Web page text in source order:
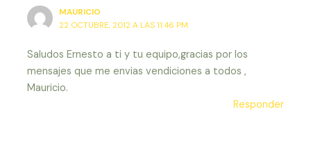
MAURICIO
22 OCTUBRE, 2012 A LAS 11:46 PM
Saludos Ernesto a ti y tu equipo,gracias por los
mensajes que me envias vendiciones a todos ,
Mauricio.
Responder